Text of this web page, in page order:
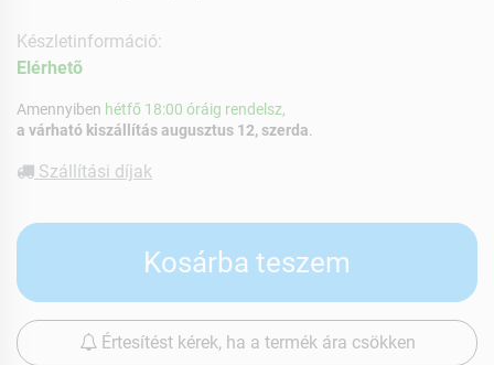
Készletinformáció:
Elérhetõ
Amennyiben hétfő 18:00 óráig rendelsz,
a várható kiszállítás augusztus 12, szerda
Szállítási díjak
Kosárba teszem
Értesítést kérek, ha a termék ára csökken